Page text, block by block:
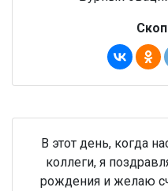
В этот день, когда
коллеги, я
рождения и желаю